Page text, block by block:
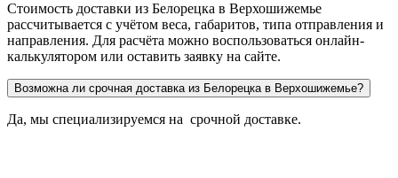
Стоимость доставки из Белорецка в Верхошижемье
рассчитывается с учётом веса, габаритов, типа отправления и
направления. Для расчёта можно воспользоваться онлайн-
калькулятором или оставить заявку на сайте.
Возможна ли срочная доставка из Белорецка в Верхошижемье?
Да, мы специализируемся на срочной доставке.